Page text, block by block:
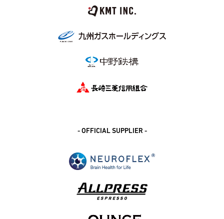
- OFFICIAL SUPPLIER -